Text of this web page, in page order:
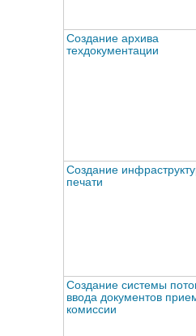
Создание архива
техдокументации
Создание
печати
Создание системы
ввода документов
комиссии